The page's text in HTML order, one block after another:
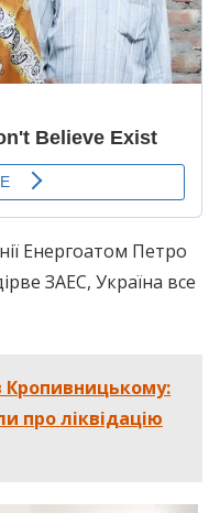
Енергоатом Петро
ЗАЕС, Україна все
Кропивницькому:
про ліквідацію